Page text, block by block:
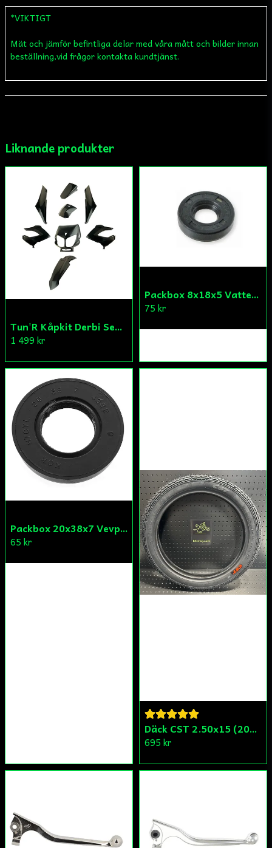
name
Namn
email
Ja, ni får publicera min fråga
*VIKTIGT
Mät och jämför befintliga delar med våra mått och bilder innan
beställning,vid frågor kontakta kundtjänst.
Liknande produkter
Tun'R Kåpkit Derbi Senda
1 499 kr
Packbox 8x18x5 Vattenpump Aprilia/Derbi/Gilera (original)
75 kr
Packbox 20x38x7 Vevparti Derbi (original)
65 kr
Däck CST 2.50x15 (20x250) Compact/Scoper/Mamba/Flakmoped
695 kr